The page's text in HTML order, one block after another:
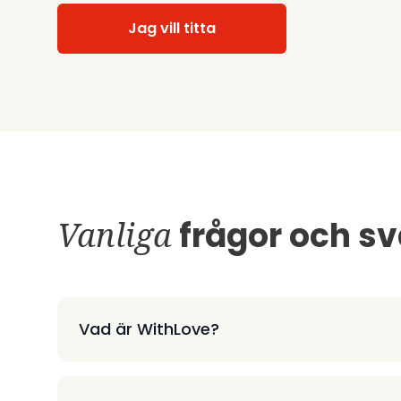
Jag vill titta
Vanligafrågor och
Vad är WithLove?